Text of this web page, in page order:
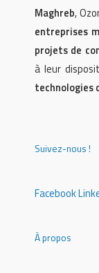
Maghreb,
entreprises
projets de
à leur
technologies
Suivez-nous !
Facebook
À propos